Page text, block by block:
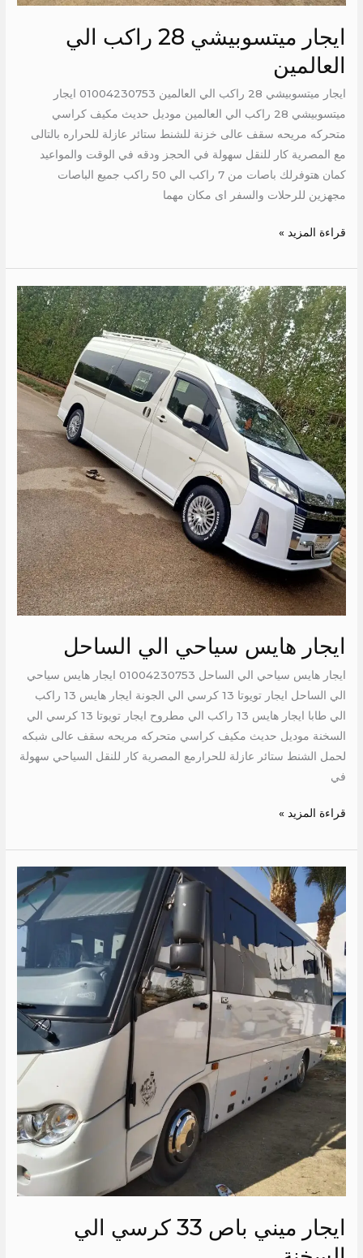
ايجار ميتسوبيشي 28 راكب الي
العالمين
ايجار ميتسوبيشي 28 راكب الي العالمين 01004230753 ايجار
ميتسوبيشي 28 راكب الي العالمين موديل حديث مكيف كراسي
متحركه مريحه سقف عالى خزنة للشنط ستائر عازلة للحراره بالتالى
مع المصرية كار للنقل سهولة في الحجز ودقه في الوقت والمواعيد
كمان هتوفرلك باصات من 7 راكب الي 50 راكب جميع الباصات
مجهزين للرحلات والسفر اى مكان مهما
قراءة المزيد »
ايجار هايس سياحي الي الساحل
ايجار هايس سياحي الي الساحل 01004230753 ايجار هايس سياحي
الي الساحل ايجار تويوتا 13 كرسي الي الجونة ايجار هايس 13 راكب
الي طابا ايجار هايس 13 راكب الي مطروح ايجار تويوتا 13 كرسي الي
السخنة موديل حديث مكيف كراسي متحركه مريحه سقف عالى شبكه
لحمل الشنط ستائر عازلة للحرارمع المصرية كار للنقل السياحي سهولة
في
ايجار
هايس
سياحي
الي
الساحل
قراءة المزيد »
ايجار ميني باص 33 كرسي الي
ايجار
ميني
باص
كرسي
الي
السخنة